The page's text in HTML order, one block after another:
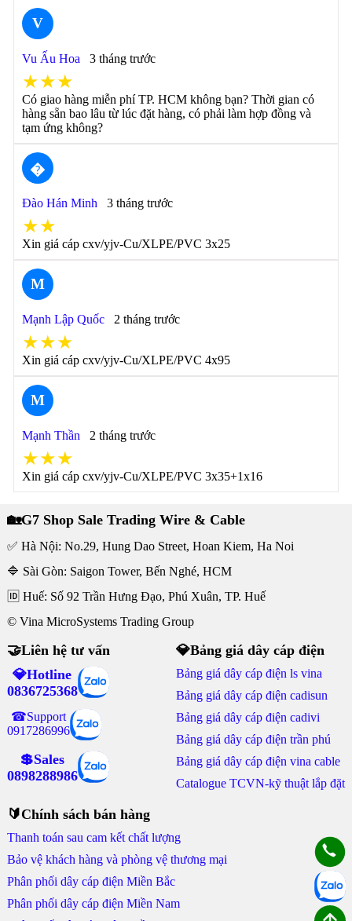
V
Vu Ấu Hoa 3 tháng trước
★★★
Có giao hàng miễn phí TP. HCM không bạn? Thời gian có
hàng sẵn bao lâu từ lúc đặt hàng, có phải làm hợp đồng và
tạm ứng không?
�
Đào Hán Minh 3 tháng trước
★★
Xin giá cáp cxv/yjv-Cu/XLPE/PVC 3x25
M
Mạnh Lập Quốc 2 tháng trước
★★★
Xin giá cáp cxv/yjv-Cu/XLPE/PVC 4x95
M
Mạnh Thần 2 tháng trước
★★★
Xin giá cáp cxv/yjv-Cu/XLPE/PVC 3x35+1x16
🏡G7 Shop Sale Trading Wire & Cable
✅ Hà Nội: No.29, Hung Dao Street, Hoan Kiem, Ha Noi
🔷 Sài Gòn: Saigon Tower, Bến Nghé, HCM
🆔 Huế: Số 92 Trần Hưng Đạo, Phú Xuân, TP. Huế
© Vina MicroSystems Trading Group
🤝Liên hệ tư vấn
💎Hotline
0836725368
☎Support
0917286996
💲Sales
0898288986
💎Bảng giá dây cáp điện
Bảng giá dây cáp điện ls vina
Bảng giá dây cáp điện cadisun
Bảng giá dây cáp điện cadivi
Bảng giá dây cáp điện trần phú
Bảng giá dây cáp điện vina cable
Catalogue TCVN-kỹ thuật lắp đặt
🔰Chính sách bán hàng
Thanh toán sau cam kết chất lượng
Bảo vệ khách hàng và phòng vệ thương mại
Phân phối dây cáp điện Miền Bắc
Phân phối dây cáp điện Miền Nam